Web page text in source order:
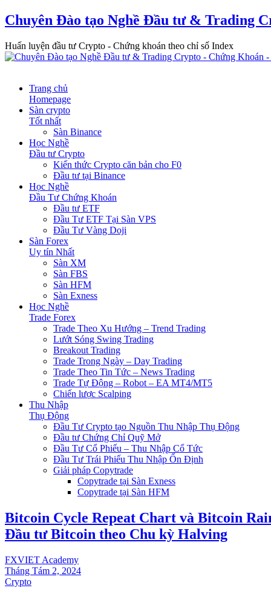
Chuyên Đào tạo Nghề Đầu tư & Trading
Huấn luyện đầu tư Crypto - Chứng khoán theo chỉ số Index
Trang chủ
Homepage
Sàn crypto
Tốt nhất
Sàn Binance
Học Nghề
Đầu tư Crypto
Kiến thức Crypto căn bản cho F0
Đầu tư tại Binance
Học Nghề
Đầu Tư Chứng Khoán
Đầu tư ETF
Đầu Tư ETF Tại Sàn VPS
Đầu Tư Vàng Doji
Sàn Forex
Uy tín Nhất
Sàn XM
Sàn FBS
Sàn HFM
Sàn Exness
Học Nghề
Trade Forex
Trade Theo Xu Hướng – Trend Trading
Lướt Sóng Swing Trading
Breakout Trading
Trade Trong Ngày – Day Trading
Trade Theo Tin Tức – News Trading
Trade Tự Động – Robot – EA MT4/MT5
Chiến lược Scalping
Thu Nhập
Thụ Động
Đầu Tư Crypto tạo Nguồn Thu Nhập Thụ Động
Đầu tư Chứng Chỉ Quỹ Mở
Đầu Tư Cổ Phiếu – Thu Nhập Cổ Tức
Đầu Tư Trái Phiếu Thu Nhập Ổn Định
Giải pháp Copytrade
Copytrade tại Sàn Exness
Copytrade tại Sàn HFM
Bitcoin Cycle Repeat Chart và Bitcoin
Đầu tư Bitcoin theo Chu kỳ Halving
FXVIET Academy
Tháng Tám 2, 2024
Crypto